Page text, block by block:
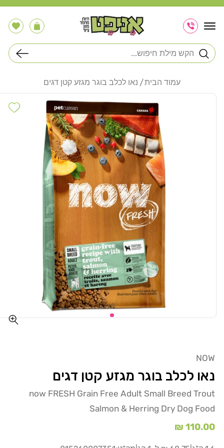
דלג
לתוכן
חיפוש
עֲגָלָההרשימה
שלי
עמוד הבית נאו לכלב בוגר מגזע קטן דגים
דלג
NOW
נאו לכלב בוגר מגזע קטן דגים
now FRESH Grain Free Adult Small Breed Trout
Salmon & Herring Dry Dog Food
מחיר
110.00 ₪